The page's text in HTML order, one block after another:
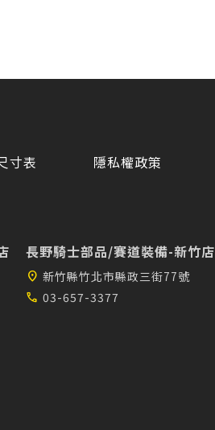
寸表 隱私權政策
長野騎士部品/賽道裝備-新竹店
location_on 新竹縣竹北市縣政三街77號
call 03-657-3377